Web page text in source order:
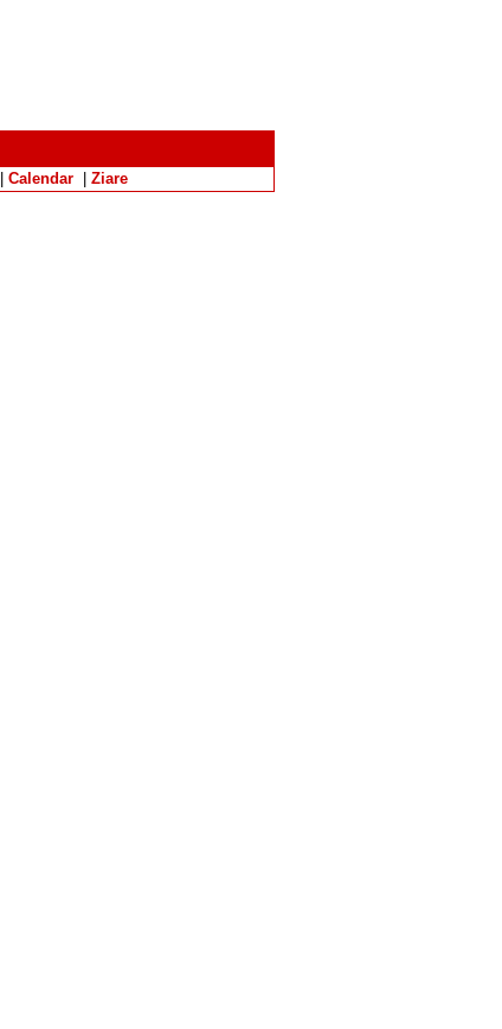
Calendar Ziare